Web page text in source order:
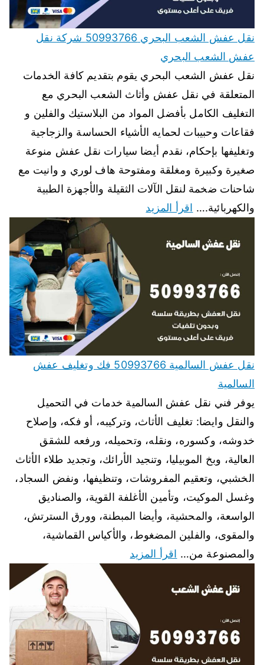
نقل عفش الشعب البحري 50993766 شركة نقل
عفش الشعب البحري
نقل عفش الشعب البحري يقوم بتقديم كافة الخدمات
المتعلقة في نقل عفش وأثاث الشعب البحري مع
التغليف الكامل بأفضل المواد من البلاستيك والفلين و
فقاعات وحبيبات لحمايه الأشياء الحساسة والزجاجية
وتغليفها بإحكام، نقدم أيضا سيارات نقل عفش منوعة
صغيرة وكبيرة ومغلقة ومفتوحة هاف لوري و وانيت مع
شاحنات ضخمة لنقل الآلات الثقيلة والأجهزة الطبية
والكهربائية.… اقرأ المزيد
نقل عفش السالمية 50993766 فك وتغليف عفش
السالمية
يوفر فني نقل عفش السالمية خدمات في التحميل
والنقل وايضا: تغليف الأثاث، وتركيبه، أو فكه، وإصلاح
خدوشه، وكسوره، ونقله، وتحميله، ورفعه للشقق
العالية، وبخ الموبيليا، وتنجيد الأرائك، وتجديد طلاء الأثاث
الخشبي، وتعقيم المفروشات، وتنظيفها، ونفض السجاد،
وغسل الموكيت، وتأمين الأغلفة القوية، والصناديق
الواسعة، والمحشية، وأيضا المبطنة، وورق السترتش،
والمقوى، والفلين المضغوط، والأكياس القماشية،
والمصنوعة من… اقرأ المزيد